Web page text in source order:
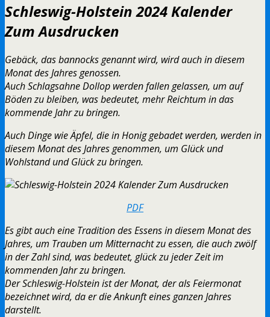
Schleswig-Holstein 2024 Kalender
Zum Ausdrucken
Gebäck, das bannocks genannt wird, wird auch in diesem
Monat des Jahres genossen.
Auch Schlagsahne Dollop werden fallen gelassen, um auf
Böden zu bleiben, was bedeutet, mehr Reichtum in das
kommende Jahr zu bringen.
Auch Dinge wie Äpfel, die in Honig gebadet werden, werden in
diesem Monat des Jahres genommen, um Glück und
Wohlstand und Glück zu bringen.
PDF
Es gibt auch eine Tradition des Essens in diesem Monat des
Jahres, um Trauben um Mitternacht zu essen, die auch zwölf
in der Zahl sind, was bedeutet, glück zu jeder Zeit im
kommenden Jahr zu bringen.
Der Schleswig-Holstein ist der Monat, der als Feiermonat
bezeichnet wird, da er die Ankunft eines ganzen Jahres
darstellt.